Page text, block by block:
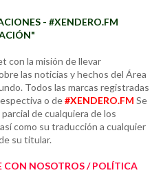
- #XENDERO.FM
con la misión de llevar
las noticias y hechos del Área
Todos las marcas registradas
o de#XENDERO.FM Se
de cualquiera de los
como su traducción a cualquier
su titular.
CON NOSOTROS / POLÍTICA